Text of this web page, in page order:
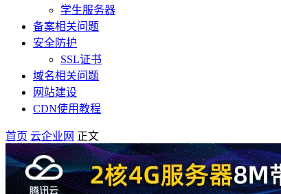
学生服务器
备案相关问题
安全防护
SSL证书
域名相关问题
网站建设
CDN使用教程
首页 云企业网 正文